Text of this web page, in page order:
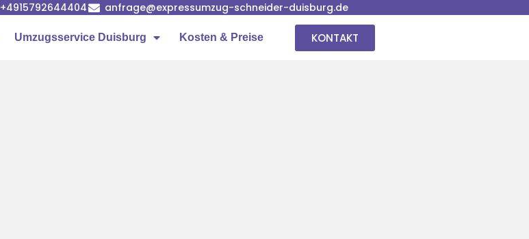
+4915792644404 anfrage@expressumzug-schneider-duisburg.de
Umzugsservice Duisburg Kosten & Preise KONTAKT